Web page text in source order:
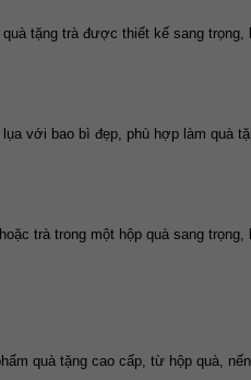
tặng trà được thiết kế sang trọng,
với bao bì đẹp, phù hợp làm quà
trà trong một hộp quà sang
quà tặng cao cấp, từ hộp quà,